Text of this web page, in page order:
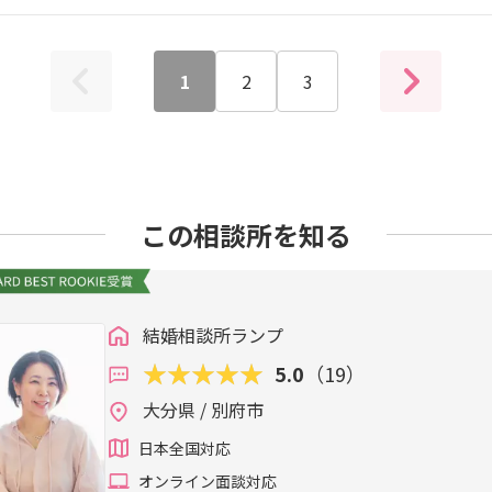
1 2 3
この相談所を知る
結婚相談所ランプ
5.0 （19）
大分県 / 別府市
日本全国対応
オンライン面談対応